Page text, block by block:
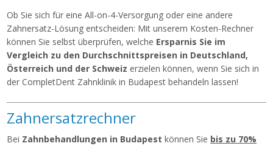
Ob Sie sich für eine All-on-4-Versorgung oder eine andere
Zahnersatz-Lösung entscheiden: Mit unserem Kosten-Rechner
können Sie selbst überprüfen, welche Ersparnis Sie im
Vergleich zu den Durchschnittspreisen in Deutschland,
Österreich und der Schweiz erzielen können, wenn Sie sich in
der CompletDent Zahnklinik in Budapest behandeln lassen!
Zahnersatzrechner
Bei Zahnbehandlungen in Budapest können Sie bis zu 70%